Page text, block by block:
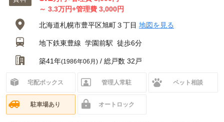
～ 3.3万円+管理費 3,000円
北海道札幌市豊平区旭町３丁目 地図を見る
地下鉄東豊線 学園前駅 徒歩6分
築41年(1986年06月) / 総戸数 32戸
宅配ボックス 管理人常駐 ペット相談
駐車場あり オートロック